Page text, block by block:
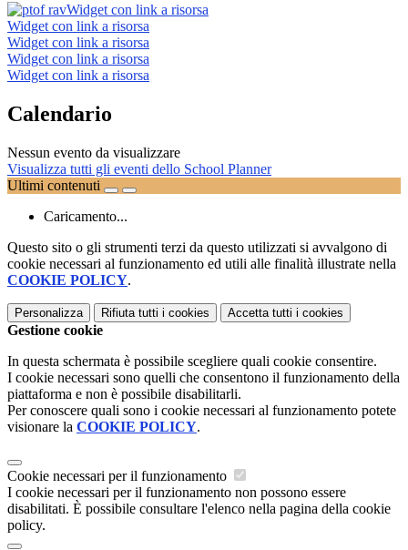
Widget con link a risorsa
Widget con link a risorsa
Widget con link a risorsa
Widget con link a risorsa
Widget con link a risorsa
Calendario
Nessun evento da visualizzare
Visualizza tutti gli eventi dello School Planner
Ultimi contenuti
Caricamento...
Questo sito o gli strumenti terzi da questo utilizzati si avvalgono di
cookie necessari al funzionamento ed utili alle finalità illustrate nella
COOKIE POLICY.
Personalizza Rifiuta tutti i cookies Accetta tutti i cookies
Gestione cookie
In questa schermata è possibile scegliere quali cookie consentire.
I cookie necessari sono quelli che consentono il funzionamento della
piattaforma e non è possibile disabilitarli.
Per conoscere quali sono i cookie necessari al funzionamento potete
visionare la COOKIE POLICY.
Cookie necessari per il funzionamento
I cookie necessari per il funzionamento non possono essere
disabilitati. È possibile consultare l'elenco nella pagina della cookie
policy.